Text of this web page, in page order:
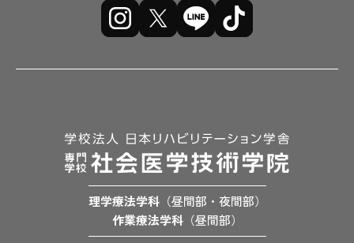
理学療法学科（昼間部・夜間部）
作業療法学科（昼間部）